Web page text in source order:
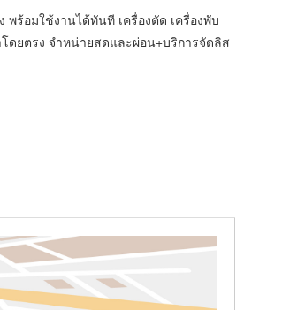
พร้อมใช้งานได้ทันที เครื่องตัด เครื่องพับ
โดยตรง จำหน่ายสดและผ่อน+บริการจัดลิส